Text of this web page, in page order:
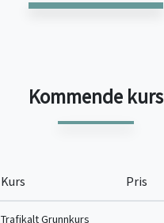
Kommende kurs
Kurs Pris
Trafikalt Grunnkurs